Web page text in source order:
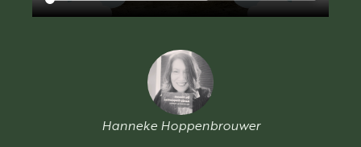
Hanneke Hoppenbrouwer